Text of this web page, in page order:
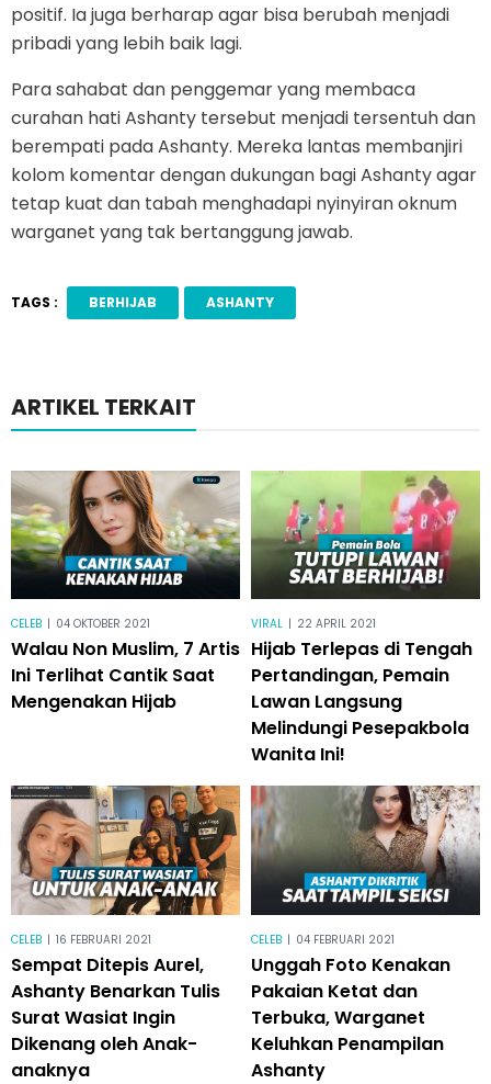
positif. Ia juga berharap agar bisa berubah menjadi
pribadi yang lebih baik lagi.
Para sahabat dan penggemar yang membaca
curahan hati Ashanty tersebut menjadi tersentuh dan
berempati pada Ashanty. Mereka lantas membanjiri
kolom komentar dengan dukungan bagi Ashanty agar
tetap kuat dan tabah menghadapi nyinyiran oknum
warganet yang tak bertanggung jawab.
TAGS : BERHIJAB ASHANTY
ARTIKEL TERKAIT
CELEB | 04 OKTOBER 2021
Walau Non Muslim, 7 Artis
Ini Terlihat Cantik Saat
Mengenakan Hijab
VIRAL | 22 APRIL 2021
Hijab Terlepas di Tengah
Pertandingan, Pemain
Lawan Langsung
Melindungi Pesepakbola
Wanita Ini!
CELEB | 16 FEBRUARI 2021
Sempat Ditepis Aurel,
Ashanty Benarkan Tulis
Surat Wasiat Ingin
Dikenang oleh Anak-
anaknya
CELEB | 04 FEBRUARI 2021
Unggah Foto Kenakan
Pakaian Ketat dan
Terbuka, Warganet
Keluhkan Penampilan
Ashanty